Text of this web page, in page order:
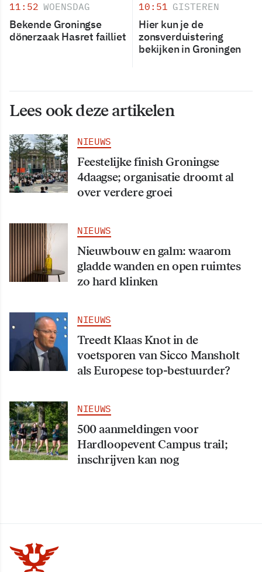
11:52 WOENSDAG
Bekende Groningse
dönerzaak Hasret failliet
10:51 GISTEREN
Hier kun je de
zonsverduistering
bekijken in Groningen
Lees ook deze artikelen
NIEUWS
Feestelijke finish Groningse
4daagse; organisatie droomt al
over verdere groei
NIEUWS
Nieuwbouw en galm: waarom
gladde wanden en open ruimtes
zo hard klinken
NIEUWS
Treedt Klaas Knot in de
voetsporen van Sicco Mansholt
als Europese top-bestuurder?
NIEUWS
500 aanmeldingen voor
Hardloopevent Campus trail;
inschrijven kan nog